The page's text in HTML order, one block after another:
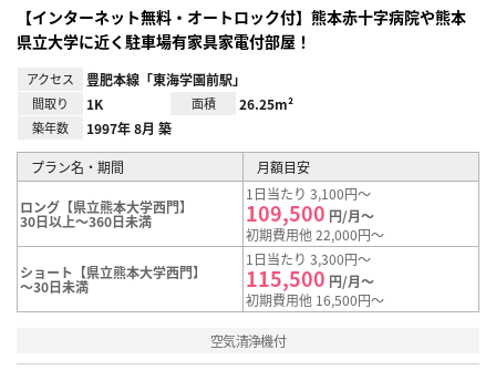
【インターネット無料・オートロック付】熊本赤十字病院や熊本
県立大学に近く駐車場有家具家電付部屋！
アクセス 豊肥本線「東海学園前駅」
間取り 1K 面積 26.25m²
築年数 1997年 8月 築
プラン名・期間 月額目安
ロング【県立熊本大学西門】
30日以上～360日未満
1日当たり 3,100円～
109,500 円/月～
初期費用他 22,000円～
ショート【県立熊本大学西門】
～30日未満
1日当たり 3,300円～
115,500 円/月～
初期費用他 16,500円～
空気清浄機付